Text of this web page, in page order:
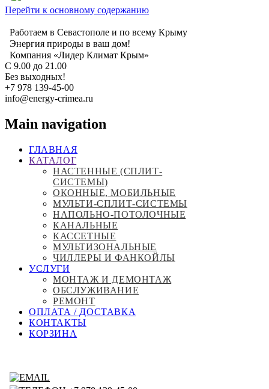
Перейти к основному содержанию
Работаем в Севастополе и по всему Крыму
Энергия природы в ваш дом!
Компания «Лидер Климат Крым»
С 9.00 до 21.00
Без выходных!
+7 978 139-45-00
info@energy-crimea.ru
Main navigation
ГЛАВНАЯ
КАТАЛОГ
НАСТЕННЫЕ (СПЛИТ-
СИСТЕМЫ)
ОКОННЫЕ, МОБИЛЬНЫЕ
МУЛЬТИ-СПЛИТ-СИСТЕМЫ
НАПОЛЬНО-ПОТОЛОЧНЫЕ
КАНАЛЬНЫЕ
КАССЕТНЫЕ
МУЛЬТИЗОНАЛЬНЫЕ
ЧИЛЛЕРЫ И ФАНКОЙЛЫ
УСЛУГИ
МОНТАЖ И ДЕМОНТАЖ
ОБСЛУЖИВАНИЕ
РЕМОНТ
ОПЛАТА / ДОСТАВКА
КОНТАКТЫ
КОРЗИНА